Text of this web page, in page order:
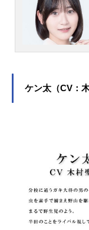
ケン太（CV：